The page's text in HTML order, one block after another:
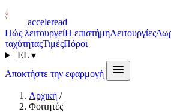
acceleread
Πώς λειτουργείΗ επιστήμηΛειτουργίες
ταχύτηταςΤιμέςΠόροι
EL ▾
Αποκτήστε την εφαρμογή
Αρχική /
Φοιτητές